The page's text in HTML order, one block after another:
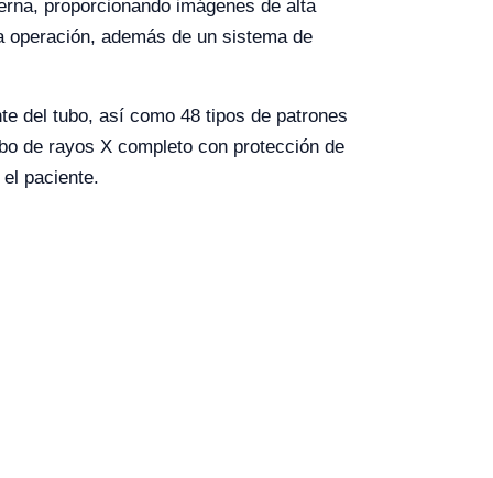
proporcionando imágenes de alta
además de un sistema de
del tubo, así como 48 tipos de patrones
de rayos X completo con protección de
paciente.